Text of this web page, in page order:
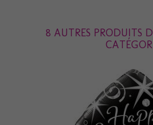
8 AUTRES PRODUITS